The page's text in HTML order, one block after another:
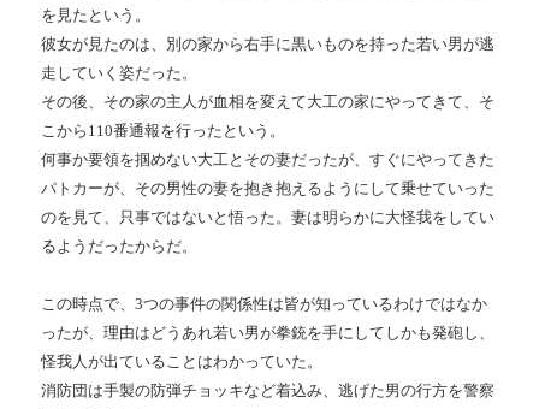
を見たという。
彼女が見たのは、別の家から右手に黒いものを持った若い男が逃
走していく姿だった。
その後、その家の主人が血相を変えて大工の家にやってきて、そ
こから110番通報を行ったという。
何事か要領を掴めない大工とその妻だったが、すぐにやってきた
パトカーが、その男性の妻を抱き抱えるようにして乗せていった
のを見て、只事ではないと悟った。妻は明らかに大怪我をしてい
るようだったからだ。
この時点で、3つの事件の関係性は皆が知っているわけではなか
ったが、理由はどうあれ若い男が拳銃を手にしてしかも発砲し、
怪我人が出ていることはわかっていた。
消防団は手製の防弾チョッキなど着込み、逃げた男の行方を警察